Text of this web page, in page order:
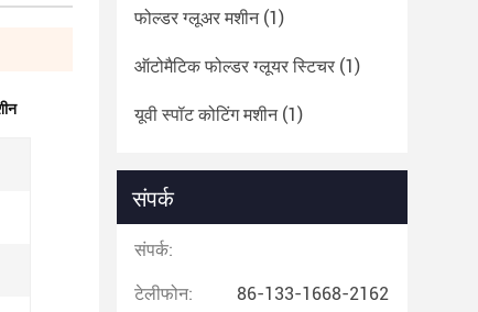
फोल्डर ग्लूअर मशीन(1)
ऑटोमैटिक फोल्डर ग्लूयर स्टिचर (1)
यूवी स्पॉट कोटिंग मशीन(1)
संपर्क
संपर्क:
टेलीफोन: 86-133-1668-2162